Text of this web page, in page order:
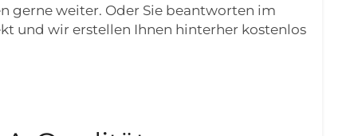
gerne weiter. Oder Sie beantworten im
und wir erstellen Ihnen hinterher kostenlos